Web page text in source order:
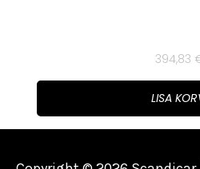
394,83
LISA